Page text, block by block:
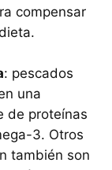
compensar
: pescados
una
de proteínas
3. Otros
también son